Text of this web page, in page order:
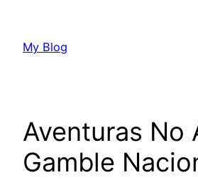
content
My Blog
Aventuras No
Gamble